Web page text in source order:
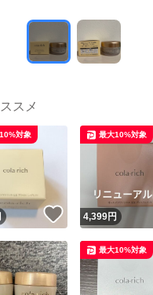
スメ
いいね！
対象
4,399円
最大10%対象
最大10%対象